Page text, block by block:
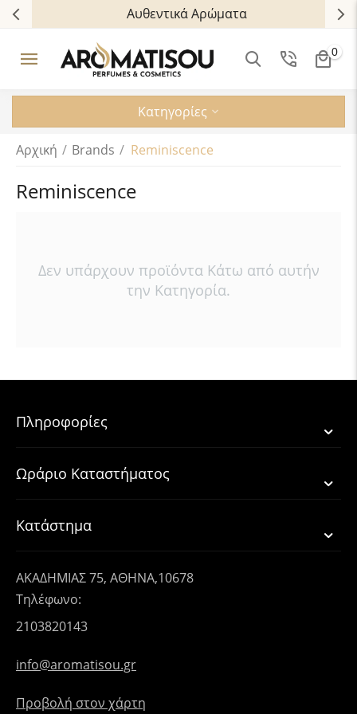
Αυθεντικά Αρώματα
0
Κατηγορίες
Αρχική / Brands / Reminiscence
Reminiscence
Δεν υπάρχουν προϊόντα Κάτω από αυτήν
την Κατηγορία.
Πληροφορίες
Ωράριο Καταστήματος
Κατάστημα
ΑΚΑΔΗΜΙΑΣ 75, ΑΘΗΝΑ,10678
Τηλέφωνο:
2103820143
info@aromatisou.gr
Προβολή στον χάρτη